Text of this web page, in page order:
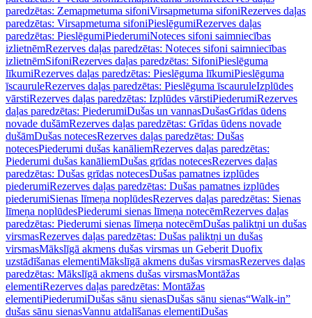
paredzētas: Zemapmetuma sifoniVirsapmetuma sifoniRezerves daļas
paredzētas: Virsapmetuma sifoniPieslēgumiRezerves daļas
paredzētas: PieslēgumiPiederumiNoteces sifoni saimniecības
izlietnēmRezerves daļas paredzētas: Noteces sifoni saimniecības
izlietnēmSifoniRezerves daļas paredzētas: SifoniPieslēguma
līkumiRezerves daļas paredzētas: Pieslēguma līkumiPieslēguma
īscauruleRezerves daļas paredzētas: Pieslēguma īscauruleIzplūdes
vārstiRezerves daļas paredzētas: Izplūdes vārstiPiederumiRezerves
daļas paredzētas: PiederumiDušas un vannasDušasGrīdas ūdens
novade dušāmRezerves daļas paredzētas: Grīdas ūdens novade
dušāmDušas notecesRezerves daļas paredzētas: Dušas
notecesPiederumi dušas kanāliemRezerves daļas paredzētas:
Piederumi dušas kanāliemDušas grīdas notecesRezerves daļas
paredzētas: Dušas grīdas notecesDušas pamatnes izplūdes
piederumiRezerves daļas paredzētas: Dušas pamatnes izplūdes
piederumiSienas līmeņa noplūdesRezerves daļas paredzētas: Sienas
līmeņa noplūdesPiederumi sienas līmeņa notecēmRezerves daļas
paredzētas: Piederumi sienas līmeņa notecēmDušas paliktņi un dušas
virsmasRezerves daļas paredzētas: Dušas paliktņi un dušas
virsmasMākslīgā akmens dušas virsmas un Geberit Duofix
uzstādīšanas elementiMākslīgā akmens dušas virsmasRezerves daļas
paredzētas: Mākslīgā akmens dušas virsmasMontāžas
elementiRezerves daļas paredzētas: Montāžas
elementiPiederumiDušas sānu sienasDušas sānu sienas“Walk-in”
dušas sānu sienasVannu atdalīšanas elementiDušas